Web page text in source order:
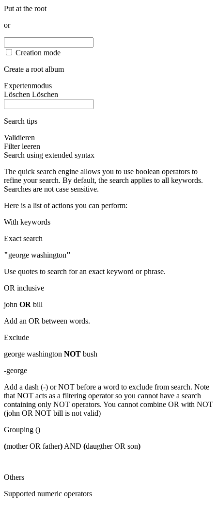
Put at the root
or
Creation mode
Create a root album
Expertenmodus
Löschen Löschen
Search tips
Validieren
Filter leeren
Search using extended syntax
The quick search engine allows you to use boolean operators to
refine your search. By default, the search applies to all keywords.
Searches are not case sensitive.
Here is a list of actions you can perform:
With keywords
Exact search
"george washington"
Use quotes to search for an exact keyword or phrase.
OR inclusive
john OR bill
Add an OR between words.
Exclude
george washington NOT bush
-george
Add a dash (-) or NOT before a word to exclude from search. Note
that NOT acts as a filtering operator so you cannot have a search
containing only NOT operators. You cannot combine OR with NOT
(john OR NOT bill is not valid)
Grouping ()
(mother OR father) AND (daugther OR son)
Others
Supported numeric operators